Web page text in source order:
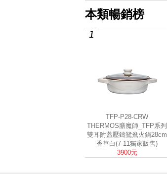
本類暢銷榜
TFP-P28-CRW
THERMOS膳魔師_TFP系列
雙耳附蓋壓鑄鴛鴦火鍋28cm
香草白(7-11獨家販售)
3900元